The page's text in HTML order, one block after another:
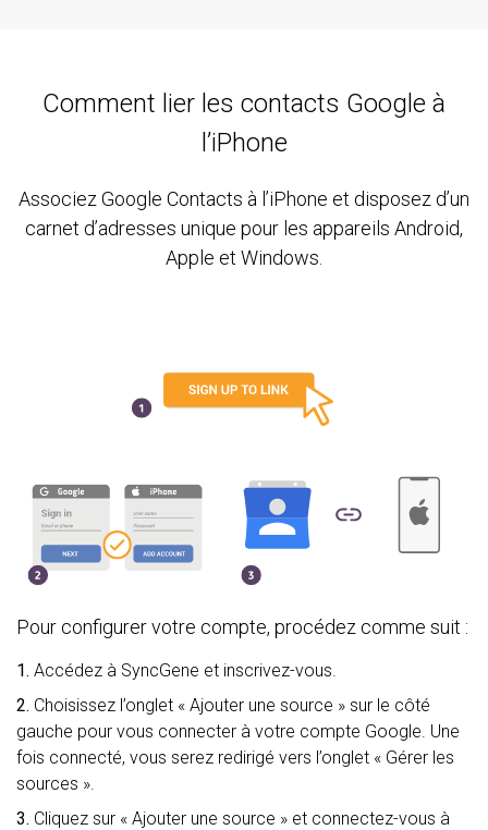
Comment lier les contacts Google à
l’iPhone
Associez Google Contacts à l’iPhone et disposez d’un
carnet d’adresses unique pour les appareils Android,
Apple et Windows.
Pour configurer votre compte, procédez comme suit :
1. Accédez à SyncGene et inscrivez-vous.
2. Choisissez l’onglet « Ajouter une source » sur le côté
gauche pour vous connecter à votre compte Google. Une
fois connecté, vous serez redirigé vers l’onglet « Gérer les
sources ».
3. Cliquez sur « Ajouter une source » et connectez-vous à